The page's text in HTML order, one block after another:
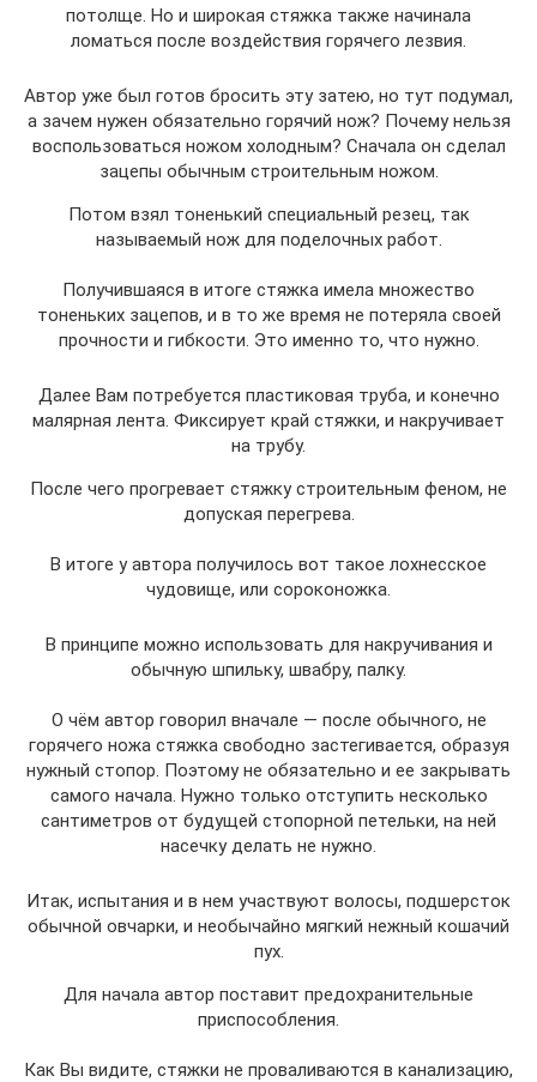
потолще. Но и широкая стяжка также начинала
ломаться после воздействия горячего лезвия.
Автор уже был готов бросить эту затею, но тут подумал,
а зачем нужен обязательно горячий нож? Почему нельзя
воспользоваться ножом холодным? Сначала он сделал
зацепы обычным строительным ножом.
Потом взял тоненький специальный резец, так
называемый нож для поделочных работ.
Получившаяся в итоге стяжка имела множество
тоненьких зацепов, и в то же время не потеряла своей
прочности и гибкости. Это именно то, что нужно.
Далее Вам потребуется пластиковая труба, и конечно
малярная лента. Фиксирует край стяжки, и накручивает
на трубу.
После чего прогревает стяжку строительным феном, не
допуская перегрева.
В итоге у автора получилось вот такое лохнесское
чудовище, или сороконожка.
В принципе можно использовать для накручивания и
обычную шпильку, швабру, палку.
О чём автор говорил вначале — после обычного, не
горячего ножа стяжка свободно застегивается, образуя
нужный стопор. Поэтому не обязательно и ее закрывать
самого начала. Нужно только отступить несколько
сантиметров от будущей стопорной петельки, на ней
насечку делать не нужно.
Итак, испытания и в нем участвуют волосы, подшерсток
обычной овчарки, и необычайно мягкий нежный кошачий
пух.
Для начала автор поставит предохранительные
приспособления.
Как Вы видите, стяжки не проваливаются в канализацию,